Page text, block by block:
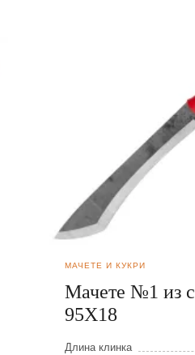
МАЧЕТЕ И КУКРИ
Мачете №1 из
95Х18
Длина клинка